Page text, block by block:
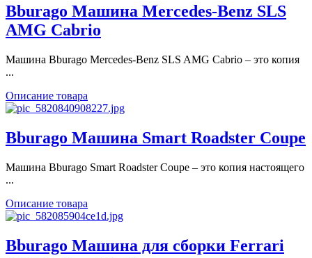
Bburago Машина Mercedes-Benz SLS
AMG Cabrio
Машина Bburago Mercedes-Benz SLS AMG Cabrio – это копия
...
Описание товара
Bburago Машина Smart Roadster Coupe
Машина Bburago Smart Roadster Coupe – это копия настоящего
...
Описание товара
Bburago Машина для сборки Ferrari